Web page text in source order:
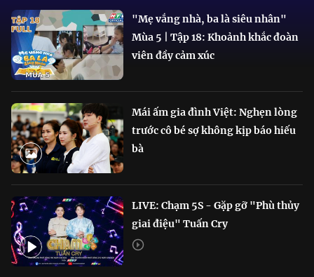
"Mẹ vắng nhà, ba là siêu nhân"
Mùa 5 | Tập 18: Khoảnh khắc đoàn
viên đầy cảm xúc
Mái ấm gia đình Việt: Nghẹn lòng
trước cô bé sợ không kịp báo hiếu
bà
LIVE: Chạm 5S - Gặp gỡ "Phù thủy
giai điệu" Tuấn Cry